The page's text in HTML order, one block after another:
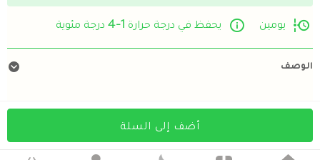
يومين يحفظ في درجة حرارة 1-4 درجة مئوية
الوصف
أضف إلى السلة